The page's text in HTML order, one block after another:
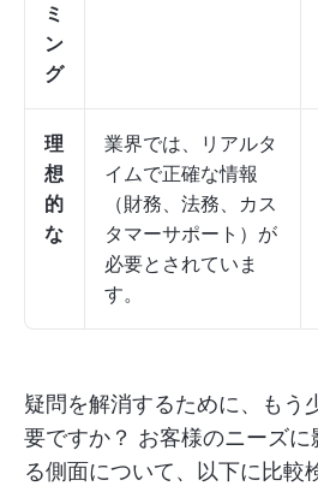
ミ
ン
グ
理
想
的
な
業界では、リアルタ
イムで正確な情報
（財務、法務、カス
タマーサポート）が
必要とされていま
す。
疑問を解消するために、もう
要ですか？ お客様のニーズ
る側面について、以下に比較